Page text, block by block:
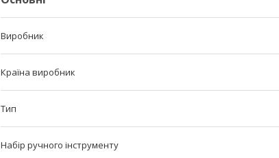
Виробник
Країна виробник
Тип
Набір ручного інструменту